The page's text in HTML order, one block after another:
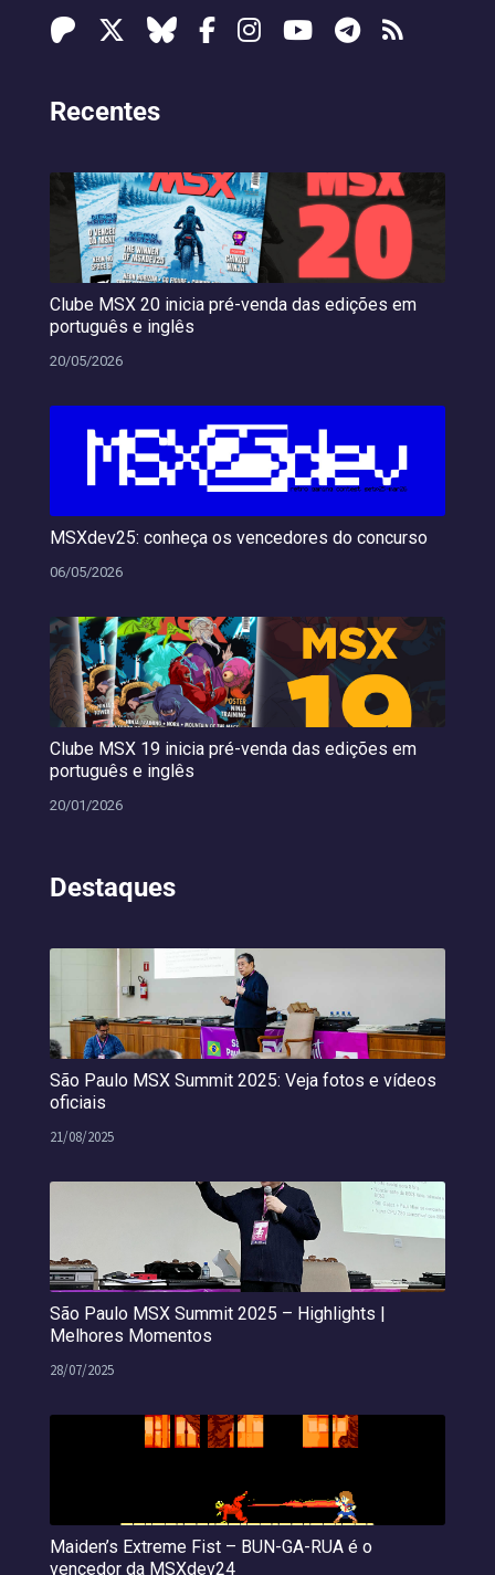
Recentes
Clube MSX 20 inicia pré-venda das edições em
português e inglês
20/05/2026
MSXdev25: conheça os vencedores do concurso
06/05/2026
Clube MSX 19 inicia pré-venda das edições em
português e inglês
20/01/2026
Destaques
São Paulo MSX Summit 2025: Veja fotos e vídeos
oficiais
21/08/2025
São Paulo MSX Summit 2025 – Highlights |
Melhores Momentos
28/07/2025
Maiden’s Extreme Fist – BUN-GA-RUA é o
vencedor da MSXdev24